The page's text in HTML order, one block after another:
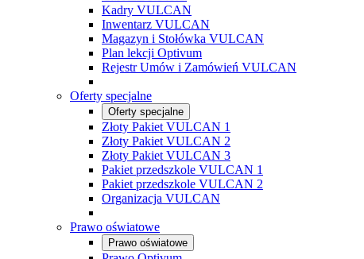
Kadry VULCAN
Inwentarz VULCAN
Magazyn i Stołówka VULCAN
Plan lekcji Optivum
Rejestr Umów i Zamówień VULCAN
Oferty specjalne
Oferty specjalne
Złoty Pakiet VULCAN 1
Złoty Pakiet VULCAN 2
Złoty Pakiet VULCAN 3
Pakiet przedszkole VULCAN 1
Pakiet przedszkole VULCAN 2
Organizacja VULCAN
Prawo oświatowe
Prawo oświatowe